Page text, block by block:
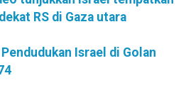
RS di Gaza utara
Israel di Golan